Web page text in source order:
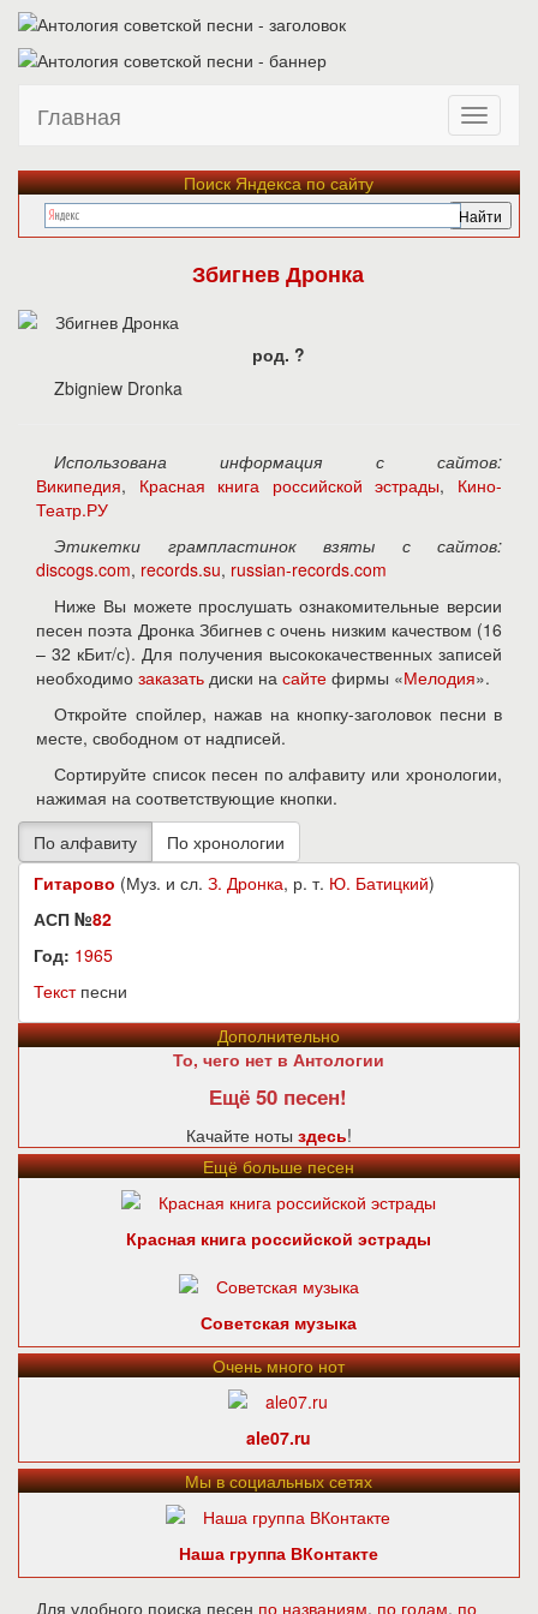
Главная
Поиск Яндекса по сайту
Збигнев Дронка
род. ?
Zbigniew Dronka
Использована информация с сайтов:
Википедия, Красная книга российской эстрады, Кино-
Театр.РУ
Этикетки грампластинок взяты с сайтов:
discogs.com, records.su, russian-records.com
Ниже Вы можете прослушать ознакомительные версии
песен поэта Дронка Збигнев с очень низким качеством (16
– 32 кБит/с). Для получения высококачественных записей
необходимо заказать диски на сайте фирмы «Мелодия».
Откройте спойлер, нажав на кнопку-заголовок песни в
месте, свободном от надписей.
Сортируйте список песен по алфавиту или хронологии,
нажимая на соответствующие кнопки.
Гитарово (Муз. и сл. З. Дронка, р. т. Ю. Батицкий)
АСП №82
Год: 1965
Текстпесни
Дополнительно
То, чего нет в Антологии
Ещё 50 песен!
Качайте ноты здесь!
Ещё больше песен
Красная книга российской эстрады
Советская музыка
Очень много нот
ale07.ru
Мы в социальных сетях
Наша группа ВКонтакте
Для удобного поиска песен по названиям, по годам, по